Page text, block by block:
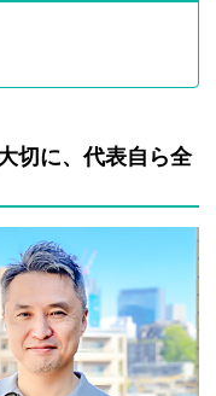
切に、代表自ら全